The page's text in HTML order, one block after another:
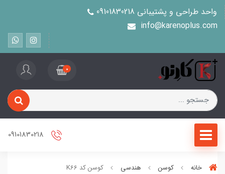
واحد طراحی و پشتیبانی 09101830218
info@karenoplus.com
0
خانه کوسن هندسی کوسن کد K66